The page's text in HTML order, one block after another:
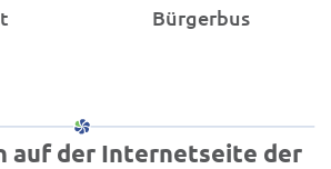
Bürgerbus
auf der Internetseite der